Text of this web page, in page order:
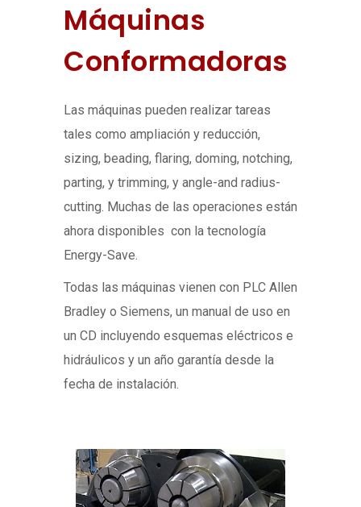
Máquinas
Conformadoras
Las máquinas pueden realizar tareas
tales como ampliación y reducción,
sizing, beading, flaring, doming, notching,
parting, y trimming, y angle-and radius-
cutting. Muchas de las operaciones están
ahora disponibles con la tecnología
Energy-Save.
Todas las máquinas vienen con PLC Allen
Bradley o Siemens, un manual de uso en
un CD incluyendo esquemas eléctricos e
hidráulicos y un año garantía desde la
fecha de instalación.